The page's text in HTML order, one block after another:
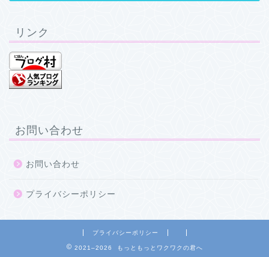
リンク
お問い合わせ
お問い合わせ
プライバシーポリシー
プライバシーポリシー
2021–2026 もっともっとワクワクの君へ